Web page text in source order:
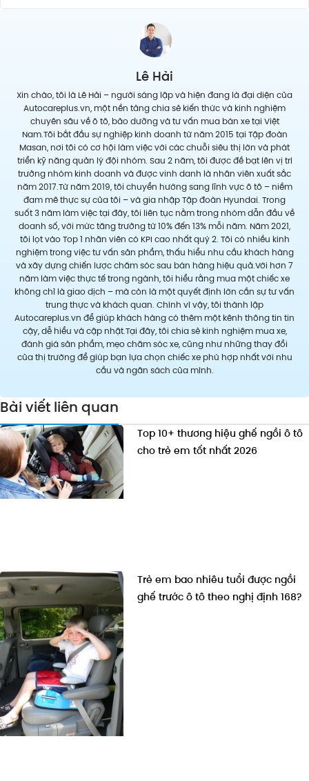
Lê Hải
Xin chào, tôi là Lê Hải – người sáng lập và hiện đang là đại diện của
Autocareplus.vn, một nền tảng chia sẻ kiến thức và kinh nghiệm
chuyên sâu về ô tô, bảo dưỡng và tư vấn mua bán xe tại Việt
Nam.Tôi bắt đầu sự nghiệp kinh doanh từ năm 2015 tại Tập đoàn
Masan, nơi tôi có cơ hội làm việc với các chuỗi siêu thị lớn và phát
triển kỹ năng quản lý đội nhóm. Sau 2 năm, tôi được đề bạt lên vị trí
trưởng nhóm kinh doanh và được vinh danh là nhân viên xuất sắc
năm 2017.Từ năm 2019, tôi chuyển hướng sang lĩnh vực ô tô – niềm
đam mê thực sự của tôi – và gia nhập Tập đoàn Hyundai. Trong
suốt 3 năm làm việc tại đây, tôi liên tục nằm trong nhóm dẫn đầu về
doanh số, với mức tăng trưởng từ 10% đến 13% mỗi năm. Năm 2021,
tôi lọt vào Top 1 nhân viên có KPI cao nhất quý 2. Tôi có nhiều kinh
nghiệm trong việc tư vấn sản phẩm, thấu hiểu nhu cầu khách hàng
và xây dựng chiến lược chăm sóc sau bán hàng hiệu quả.Với hơn 7
năm làm việc thực tế trong ngành, tôi hiểu rằng mua một chiếc xe
không chỉ là giao dịch – mà còn là một quyết định lớn cần sự tư vấn
trung thực và khách quan. Chính vì vậy, tôi thành lập
Autocareplus.vn để giúp khách hàng có thêm một kênh thông tin tin
cậy, dễ hiểu và cập nhật.Tại đây, tôi chia sẻ kinh nghiệm mua xe,
đánh giá sản phẩm, mẹo chăm sóc xe, cũng như những thay đổi
của thị trường để giúp bạn lựa chọn chiếc xe phù hợp nhất với nhu
cầu và ngân sách của mình.
Bài viết liên quan
Top 10+ thương hiệu ghế ngồi ô tô
cho trẻ em tốt nhất 2026
Trẻ em bao nhiêu tuổi được ngồi
ghế trước ô tô theo nghị định 168?